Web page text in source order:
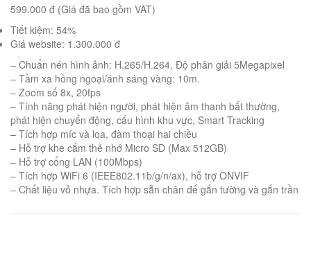
599.000 đ (Giá đã bao gồm VAT)
Tiết kiệm: 54%
Giá website: 1.300.000 đ
– Chuẩn nén hình ảnh: H.265/H.264, Độ phân giải 5Megapixel
– Tầm xa hồng ngoại/ánh sáng vàng: 10m.
– Zoom số 8x, 20fps
– Tính năng phát hiện người, phát hiện âm thanh bất thường,
phát hiện chuyển động, cấu hình khu vực, Smart Tracking
– Tích hợp míc và loa, đàm thoại hai chiều
– Hỗ trợ khe cắm thẻ nhớ Micro SD (Max 512GB)
– Hỗ trợ cổng LAN (100Mbps)
– Tích hợp WiFi 6 (IEEE802.11b/g/n/ax), hỗ trợ ONVIF
– Chất liệu vỏ nhựa. Tích hợp sẵn chân đế gắn tường và gắn trần